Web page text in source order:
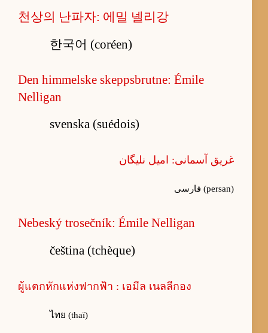
천상의 난파자: 에밀 넬리강
한국어 (coréen)
Den himmelske skeppsbrutne: Émile
Nelligan
svenska (suédois)
غریق آسمانی: امیل نلیگان
فارسی (persan)
Nebeský trosečník: Émile Nelligan
čeština (tchèque)
ผู้แตกหักแห่งฟากฟ้า : เอมีล เนลลีกอง
ไทย (thaï)